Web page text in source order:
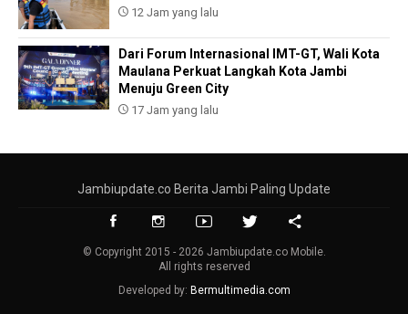
12 Jam yang lalu
Dari Forum Internasional IMT-GT, Wali Kota
Maulana Perkuat Langkah Kota Jambi
Menuju Green City
17 Jam yang lalu
Jambiupdate.co Berita Jambi Paling Update
© Copyright 2015 - 2026 Jambiupdate.co Mobile.
All rights reserved
Developed by: Bermultimedia.com